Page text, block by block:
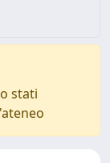
stati